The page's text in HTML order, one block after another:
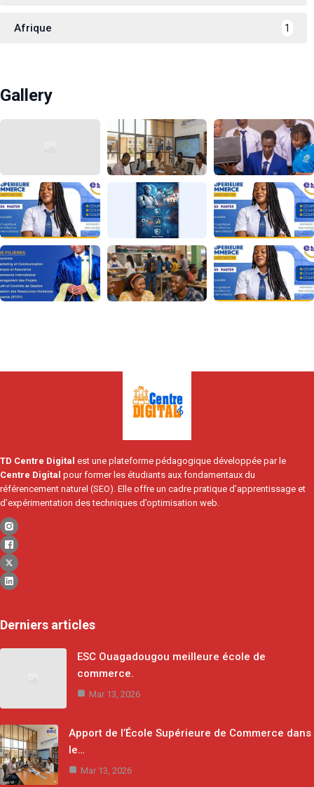
Afrique 1
Gallery
TD Centre Digital est une plateforme pédagogique développée par le
Centre Digital pour former les étudiants aux fondamentaux du
référencement naturel (SEO). Elle offre un cadre pratique d’apprentissage et
d’expérimentation des techniques d’optimisation web.
Derniers articles
ESC Ouagadougou meilleure école de
commerce.
Mar 13, 2026
Apport de l’École Supérieure de Commerce dans
le…
Mar 13, 2026